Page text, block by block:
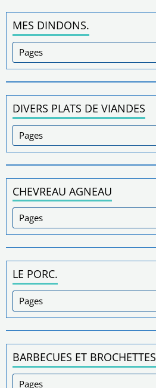
MES DINDONS.
DIVERS PLATS DE VIANDES
CHEVREAU AGNEAU
LE PORC.
BARBECUES ET BROCHETTES